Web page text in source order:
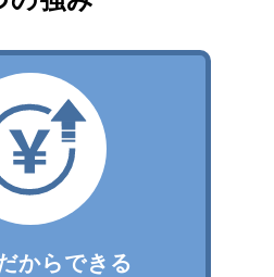
からできる